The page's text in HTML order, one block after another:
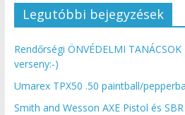
Legutóbbi bejegyzések
Rendőrségi ÖNVÉDELMI
verseny:-)
Umarex TPX50 .50 paintball/
Smith and Wesson AXE Pistol és